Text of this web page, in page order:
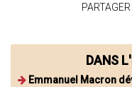
PARTAGER
DANS
Emmanuel Macron